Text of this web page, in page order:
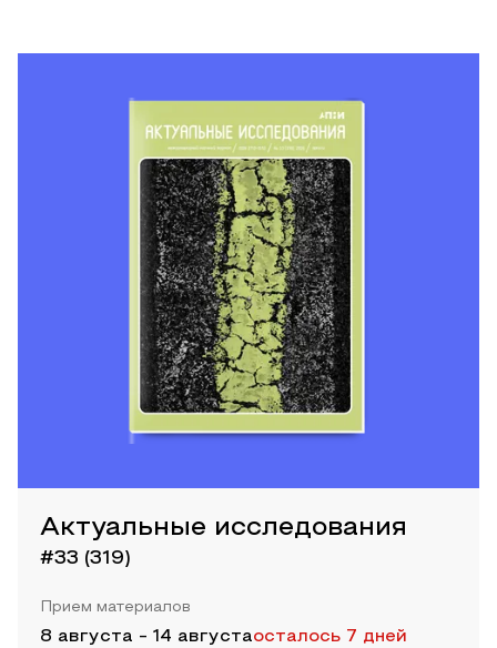
Актуальные исследования
#33 (319)
Прием материалов
8 августа - 14 августаосталось 7 дней